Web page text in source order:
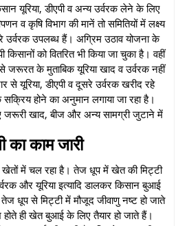
यूरिया, डीएपी व अन्य उर्वरक लेने के लिए
व कृषि विभाग की मानें तो समितियों में लक्ष्य
उर्वरक उपलब्ध हैं। अग्रिम उठाव योजना के
को वितरित भी किया जा चुका है। वहीं
जरूरत के मुताबिक यूरिया खाद व उर्वरक नहीं
से यूरिया, डीएपी व दूसरे उर्वरक खरीद रहे
होने का अनुमान लगाया जा रहा है।
खाद, बीज और अन्य सामग्री जुटाने में
का काम जारी
खेतों में चल रहा है। तेज धूप में खेत की मिट्टी
और यूरिया इत्यादि डालकर किसान बुआई
धूप से मिट्टी में मौजूद जीवाणु नष्ट हो जाते
होते ही खेत बुआई के लिए तैयार हो जाते हैं।